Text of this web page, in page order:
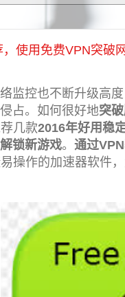
使用免费VPN突破
监控也不断升级高
占。如何很好地突
几款2016年好用稳
锁新游戏。 通过
操作的加速器软件，